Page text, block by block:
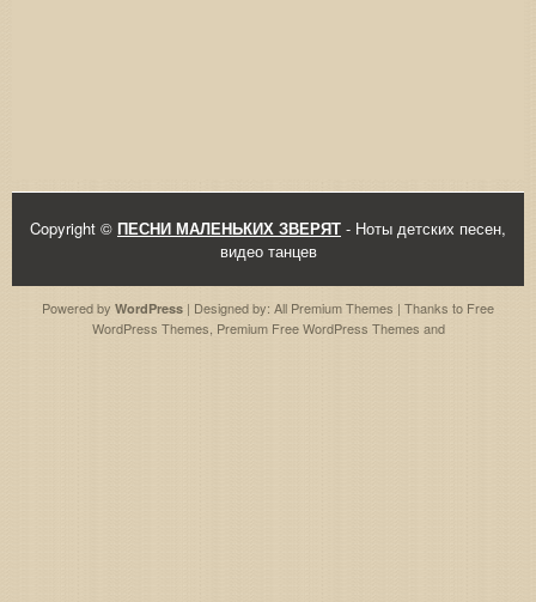
Copyright © ПЕСНИ МАЛЕНЬКИХ ЗВЕРЯТ - Ноты детских песен,
видео танцев
Powered by WordPress | Designed by: All Premium Themes | Thanks to Free
WordPress Themes Premium Free WordPress Themes and